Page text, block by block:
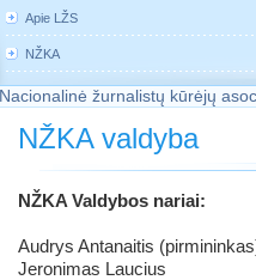
Apie LŽS
NŽKA
Nacionalinė žurnalistų kūrėjų
NŽKA valdyba
NŽKA Valdybos nariai:
Audrys Antanaitis
Jeronimas Laucius